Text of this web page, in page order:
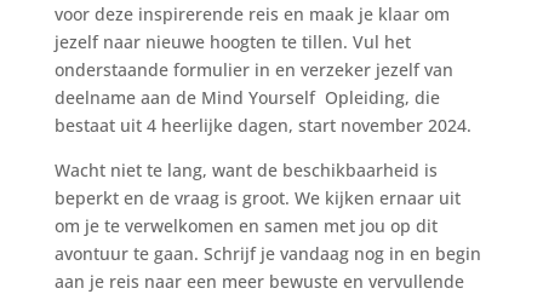
voor deze inspirerende reis en maak je klaar om
jezelf naar nieuwe hoogten te tillen. Vul het
onderstaande formulier in en verzeker jezelf van
deelname aan de Mind Yourself Opleiding, die
bestaat uit 4 heerlijke dagen, start november 2024.
Wacht niet te lang, want de beschikbaarheid is
beperkt en de vraag is groot. We kijken ernaar uit
om je te verwelkomen en samen met jou op dit
avontuur te gaan. Schrijf je vandaag nog in en begin
aan je reis naar een meer bewuste en vervullende